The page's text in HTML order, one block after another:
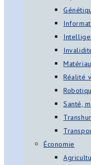
Réalité
Santé,
Économie